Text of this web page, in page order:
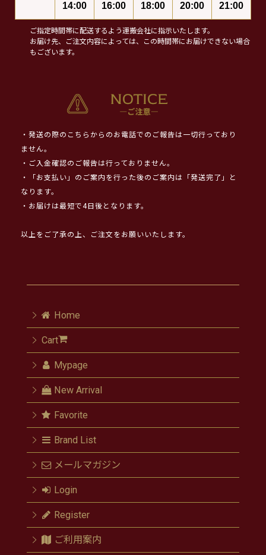
14:00
16:00
18:00
20:00
21:00
ご指定時間帯に配送するよう運搬会社に指示いたします。
お届け先、ご注文内容によっては、この時間帯にお届けできない場合
もございます。
・発送の際のこちらからのお電話でのご報告は一切行っており
ません。
・ご入金確認のご報告は行っておりません。
・「お支払い」のご案内を行った後のご案内は「発送完了」と
なります。
・お届けは最短で4日後となります。
以上をご了承の上、ご注文をお願いいたします。
Home
Cart
Mypage
New Arrival
Favorite
Brand List
メールマガジン
Login
Register
ご利用案内